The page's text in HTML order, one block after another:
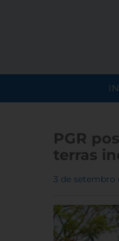
PGR
terras
3 de setembro